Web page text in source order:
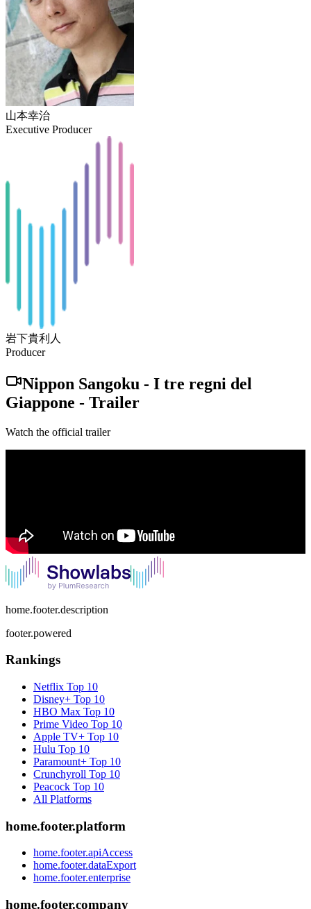
山本幸治
Executive Producer
岩下貴利人
Producer
Nippon Sangoku - I tre regni del
Giappone - Trailer
Watch the official trailer
home.footer.description
footer.powered
Rankings
Netflix Top 10
Disney+ Top 10
HBO Max Top 10
Prime Video Top 10
Apple TV+ Top 10
Hulu Top 10
Paramount+ Top 10
Crunchyroll Top 10
Peacock Top 10
All Platforms
home.footer.platform
home.footer.apiAccess
home.footer.dataExport
home.footer.enterprise
home.footer.company